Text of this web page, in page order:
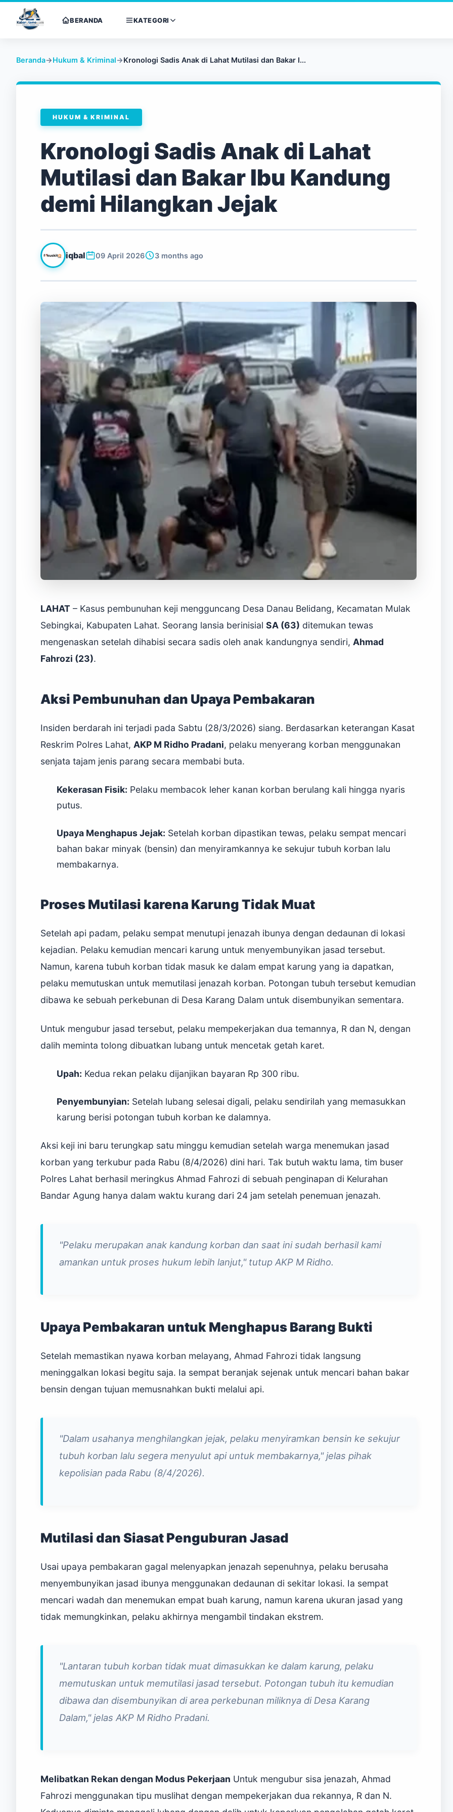
BERANDA KATEGORI
Beranda→Hukum & Kriminal→Kronologi Sadis Anak di Lahat Mutilasi dan Bakar I...
HUKUM & KRIMINAL
Kronologi Sadis Anak di Lahat
Mutilasi dan Bakar Ibu Kandung
demi Hilangkan Jejak
iqbal 09 April 2026 3 months ago
LAHAT – Kasus pembunuhan keji mengguncang Desa Danau Belidang, Kecamatan Mulak
Sebingkai, Kabupaten Lahat. Seorang lansia berinisial SA (63) ditemukan tewas
mengenaskan setelah dihabisi secara sadis oleh anak kandungnya sendiri, Ahmad
Fahrozi (23).
Aksi Pembunuhan dan Upaya Pembakaran
Insiden berdarah ini terjadi pada Sabtu (28/3/2026) siang. Berdasarkan keterangan Kasat
Reskrim Polres Lahat, AKP M Ridho Pradani, pelaku menyerang korban menggunakan
senjata tajam jenis parang secara membabi buta.
Kekerasan Fisik: Pelaku membacok leher kanan korban berulang kali hingga nyaris
putus.
Upaya Menghapus Jejak: Setelah korban dipastikan tewas, pelaku sempat mencari
bahan bakar minyak (bensin) dan menyiramkannya ke sekujur tubuh korban lalu
membakarnya.
Proses Mutilasi karena Karung Tidak Muat
Setelah api padam, pelaku sempat menutupi jenazah ibunya dengan dedaunan di lokasi
kejadian. Pelaku kemudian mencari karung untuk menyembunyikan jasad tersebut.
Namun, karena tubuh korban tidak masuk ke dalam empat karung yang ia dapatkan,
pelaku memutuskan untuk memutilasi jenazah korban. Potongan tubuh tersebut kemudian
dibawa ke sebuah perkebunan di Desa Karang Dalam untuk disembunyikan sementara.
Untuk mengubur jasad tersebut, pelaku mempekerjakan dua temannya, R dan N, dengan
dalih meminta tolong dibuatkan lubang untuk mencetak getah karet.
Upah: Kedua rekan pelaku dijanjikan bayaran Rp 300 ribu.
Penyembunyian: Setelah lubang selesai digali, pelaku sendirilah yang memasukkan
karung berisi potongan tubuh korban ke dalamnya.
Aksi keji ini baru terungkap satu minggu kemudian setelah warga menemukan jasad
korban yang terkubur pada Rabu (8/4/2026) dini hari. Tak butuh waktu lama, tim buser
Polres Lahat berhasil meringkus Ahmad Fahrozi di sebuah penginapan di Kelurahan
Bandar Agung hanya dalam waktu kurang dari 24 jam setelah penemuan jenazah.
"Pelaku merupakan anak kandung korban dan saat ini sudah berhasil kami
amankan untuk proses hukum lebih lanjut," tutup AKP M Ridho.
Upaya Pembakaran untuk Menghapus Barang Bukti
Setelah memastikan nyawa korban melayang, Ahmad Fahrozi tidak langsung
meninggalkan lokasi begitu saja. Ia sempat beranjak sejenak untuk mencari bahan bakar
bensin dengan tujuan memusnahkan bukti melalui api.
"Dalam usahanya menghilangkan jejak, pelaku menyiramkan bensin ke sekujur
tubuh korban lalu segera menyulut api untuk membakarnya," jelas pihak
kepolisian pada Rabu (8/4/2026).
Mutilasi dan Siasat Penguburan Jasad
Usai upaya pembakaran gagal melenyapkan jenazah sepenuhnya, pelaku berusaha
menyembunyikan jasad ibunya menggunakan dedaunan di sekitar lokasi. Ia sempat
mencari wadah dan menemukan empat buah karung, namun karena ukuran jasad yang
tidak memungkinkan, pelaku akhirnya mengambil tindakan ekstrem.
"Lantaran tubuh korban tidak muat dimasukkan ke dalam karung, pelaku
memutuskan untuk memutilasi jasad tersebut. Potongan tubuh itu kemudian
dibawa dan disembunyikan di area perkebunan miliknya di Desa Karang
Dalam," jelas AKP M Ridho Pradani.
Melibatkan Rekan dengan Modus Pekerjaan Untuk mengubur sisa jenazah, Ahmad
Fahrozi menggunakan tipu muslihat dengan mempekerjakan dua rekannya, R dan N.